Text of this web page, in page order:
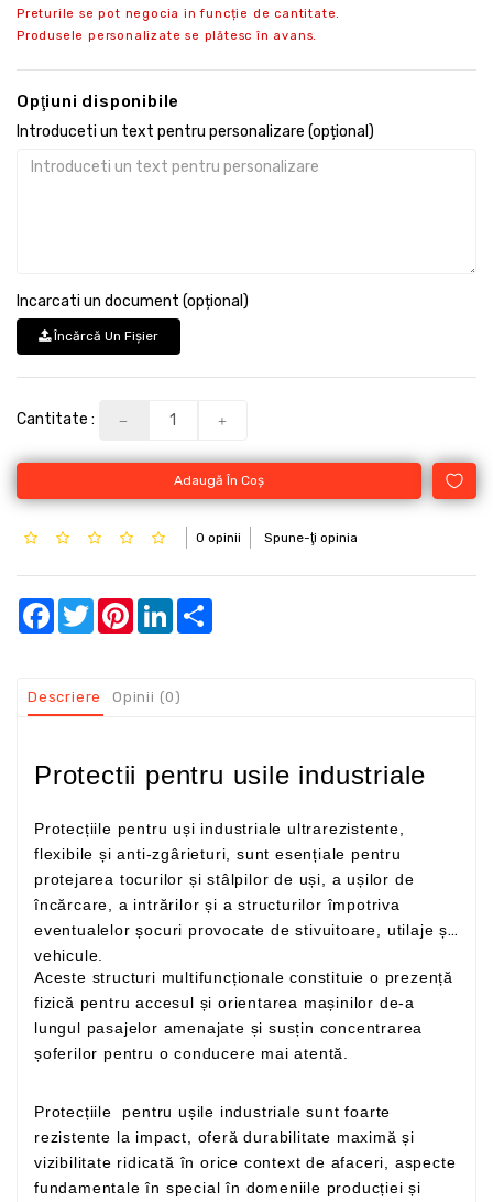
Preturile se pot negocia in funcție de cantitate.
Produsele personalizate se plătesc în avans.
Opţiuni disponibile
Introduceti un text pentru personalizare (opțional)
Incarcati un document (opțional)
Încărcă Un Fişier
Cantitate :
Adaugă În Coş
0 opinii Spune-ţi opinia
Facebook
TwitterPinterestLinkedIn
Descriere Opinii (0)
Protectii pentru usile industriale
Protecțiile pentru uși industriale ultrarezistente,
flexibile și anti-zgârieturi, sunt esențiale pentru
protejarea tocurilor și stâlpilor de uși, a ușilor de
încărcare, a intrărilor și a structurilor împotriva
eventualelor șocuri provocate de stivuitoare, utilaje și
vehicule.
Aceste structuri multifuncționale constituie o prezență
fizică pentru accesul și orientarea mașinilor de-a
lungul pasajelor amenajate și susțin concentrarea
șoferilor pentru o conducere mai atentă.
Protecțiile pentru ușile industriale sunt foarte
rezistente la impact, oferă durabilitate maximă și
vizibilitate ridicată în orice context de afaceri, aspecte
fundamentale în special în domeniile producției și